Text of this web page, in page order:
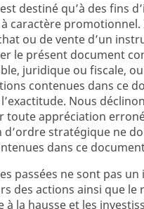
destiné qu’à des fins
caractère
ou de vente d’un
le présent document
juridique ou fiscale,
contenues dans ce
l’exactitude. Nous
toute appréciation
d’ordre stratégique ne
dans ce
passées ne sont pas
des actions ainsi que
à la hausse et les